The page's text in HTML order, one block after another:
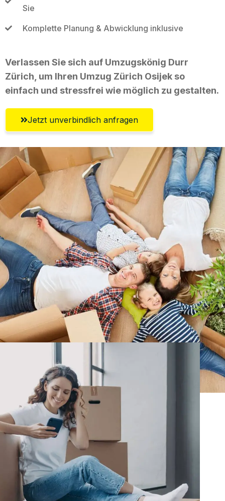
Sie
Komplette Planung & Abwicklung inklusive
Verlassen Sie sich auf Umzugskönig Durr
Zürich, um Ihren Umzug Zürich Osijek so
einfach und stressfrei wie möglich zu gestalten.
Jetzt unverbindlich anfragen